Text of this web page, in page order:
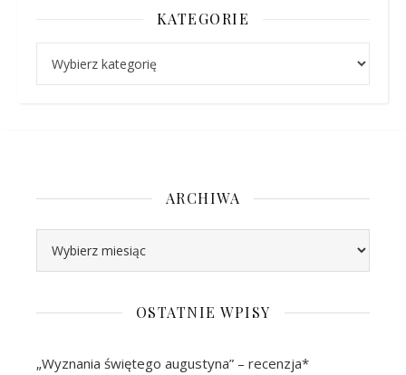
KATEGORIE
ARCHIWA
OSTATNIE WPISY
„Wyznania świętego augustyna” – recenzja*